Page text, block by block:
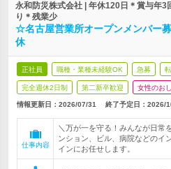
永和防災株式会社 | 年休120日＊賞与年
り＊残業少
☆名古屋営業所オープンメンバー
休
正社員 職種・業種未経験OK 急募
完全週休2日制 第二新卒歓迎 女性のお
情報更新日：2026/07/31 終了予定日： 2026/
仕事内容
＼万が一を守る！みんなが日常
ンション、ビル、病院などのイ
インにお任せします。